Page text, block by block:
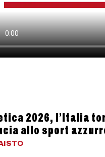
2026, l’Italia
allo sport